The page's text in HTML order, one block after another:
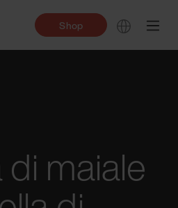
Shop
maiale